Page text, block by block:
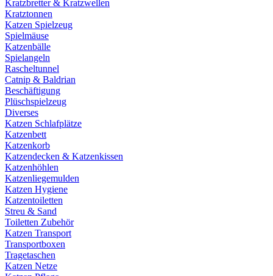
Kratzbretter & Kratzwellen
Kratztonnen
Katzen Spielzeug
Spielmäuse
Katzenbälle
Spielangeln
Rascheltunnel
Catnip & Baldrian
Beschäftigung
Plüschspielzeug
Diverses
Katzen Schlafplätze
Katzenbett
Katzenkorb
Katzendecken & Katzenkissen
Katzenhöhlen
Katzenliegemulden
Katzen Hygiene
Katzentoiletten
Streu & Sand
Toiletten Zubehör
Katzen Transport
Transportboxen
Tragetaschen
Katzen Netze